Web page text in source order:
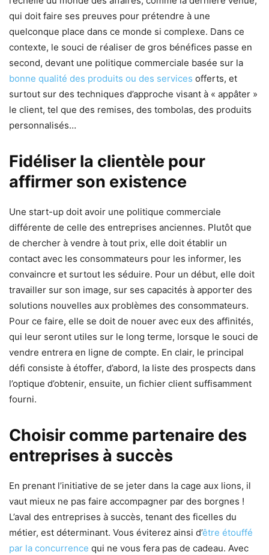
qui doit faire ses preuves pour prétendre à une
quelconque place dans ce monde si complexe. Dans ce
contexte, le souci de réaliser de gros bénéfices passe en
second, devant une politique commerciale basée sur la
bonne qualité des produits ou des services offerts, et
surtout sur des techniques d’approche visant à « appâter »
le client, tel que des remises, des tombolas, des produits
personnalisés…
Fidéliser la clientèle pour
affirmer son existence
Une start-up doit avoir une politique commerciale
différente de celle des entreprises anciennes. Plutôt que
de chercher à vendre à tout prix, elle doit établir un
contact avec les consommateurs pour les informer, les
convaincre et surtout les séduire. Pour un début, elle doit
travailler sur son image, sur ses capacités à apporter des
solutions nouvelles aux problèmes des consommateurs.
Pour ce faire, elle se doit de nouer avec eux des affinités,
qui leur seront utiles sur le long terme, lorsque le souci de
vendre entrera en ligne de compte. En clair, le principal
défi consiste à étoffer, d’abord, la liste des prospects dans
l’optique d’obtenir, ensuite, un fichier client suffisamment
fourni.
Choisir comme partenaire des
entreprises à succès
En prenant l’initiative de se jeter dans la cage aux lions, il
vaut mieux ne pas faire accompagner par des borgnes !
L’aval des entreprises à succès, tenant des ficelles du
métier, est déterminant. Vous éviterez ainsi d’être étouffé
par la concurrence qui ne vous fera pas de cadeau. Avec